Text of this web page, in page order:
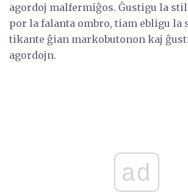
agordoj malfermiĝos. Ĝustigu la
por la falanta ombro, tiam ebligu la
tikante ĝian markobutonon kaj
agordojn.
ad